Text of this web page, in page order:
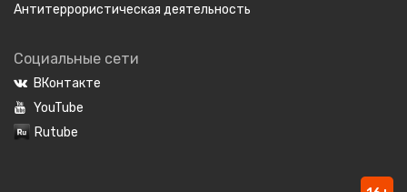
Антитеррористическая деятельность
Социальные сети
ВКонтакте
YouTube
Rutube